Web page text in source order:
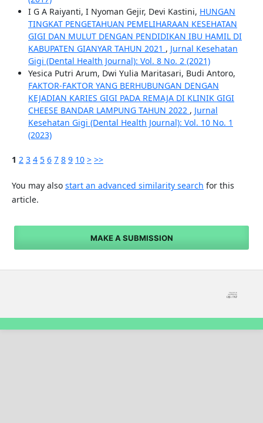
I G A Raiyanti, I Nyoman Gejir, Devi Kastini, HUNGAN
TINGKAT PENGETAHUAN PEMELIHARAAN KESEHATAN
GIGI DAN MULUT DENGAN PENDIDIKAN IBU HAMIL DI
KABUPATEN GIANYAR TAHUN 2021 , Jurnal Kesehatan
Gigi (Dental Health Journal): Vol. 8 No. 2 (2021)
Yesica Putri Arum, Dwi Yulia Maritasari, Budi Antoro,
FAKTOR-FAKTOR YANG BERHUBUNGAN DENGAN
KEJADIAN KARIES GIGI PADA REMAJA DI KLINIK GIGI
CHEESE BANDAR LAMPUNG TAHUN 2022 , Jurnal
Kesehatan Gigi (Dental Health Journal): Vol. 10 No. 1
(2023)
1 2 3 4 5 6 7 8 9 10 > >>
You may also start an advanced similarity search for this
article.
MAKE A SUBMISSION